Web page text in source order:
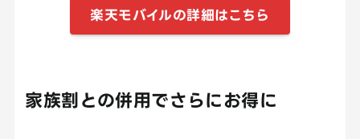
楽天モバイルの詳細はこちら
家族割との併用でさらにお得に